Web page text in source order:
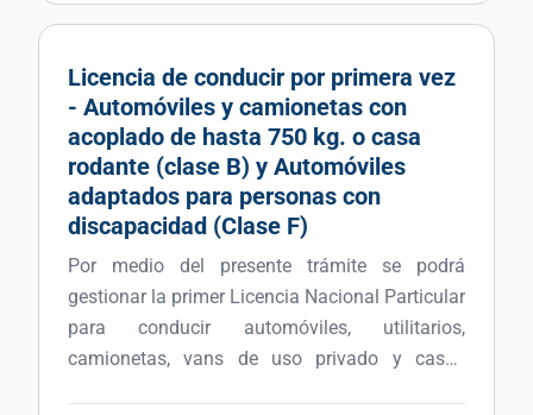
hasta 750 kg. o casa rodante Clase F:
personas con discapacidad
Licencia de conducir por primera vez
- Automóviles y camionetas con
acoplado de hasta 750 kg. o casa
rodante (clase B) y Automóviles
adaptados para personas con
discapacidad (Clase F)
Por medio del presente trámite se podrá
gestionar la primer Licencia Nacional Particular
para conducir automóviles, utilitarios,
camionetas, vans de uso privado y casas